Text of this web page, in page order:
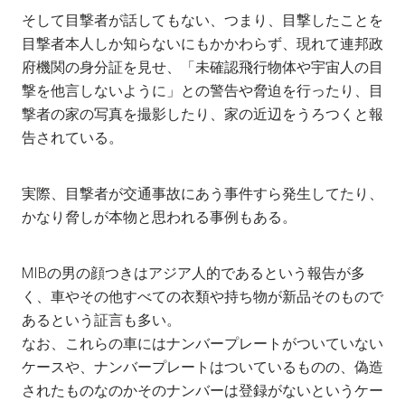
そして目撃者が話してもない、つまり、目撃したことを
目撃者本人しか知らないにもかかわらず、現れて連邦政
府機関の身分証を見せ、「未確認飛行物体や宇宙人の目
撃を他言しないように」との警告や脅迫を行ったり、目
撃者の家の写真を撮影したり、家の近辺をうろつくと報
告されている。
実際、目撃者が交通事故にあう事件すら発生してたり、
かなり脅しが本物と思われる事例もある。
MIBの男の顔つきはアジア人的であるという報告が多
く、車やその他すべての衣類や持ち物が新品そのもので
あるという証言も多い。
なお、これらの車にはナンバープレートがついていない
ケースや、ナンバープレートはついているものの、偽造
されたものなのかそのナンバーは登録がないというケー